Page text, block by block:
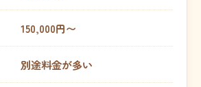
150,000円〜
別途料金が多い